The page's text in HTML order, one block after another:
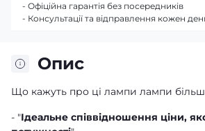
Опис
Що кажуть про ці лампи лампи
- "Ідеальне співвідношення ціни,
- Офіційна гарантія без посередників
- Консультації та відправлення кожен